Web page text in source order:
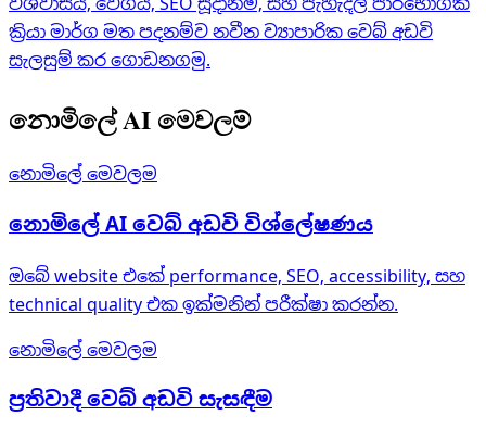
විශ්වාසය, වේගය, SEO සූදානම, සහ පැහැදිලි පාරිභෝගික
ක්‍රියා මාර්ග මත පදනම්ව නවීන ව්‍යාපාරික වෙබ් අඩවි
සැලසුම් කර ගොඩනගමු.
නොමිලේ AI මෙවලම්
නොමිලේ මෙවලම
නොමිලේ AI වෙබ් අඩවි විශ්ලේෂණය
ඔබේ website එකේ performance, SEO, accessibility, සහ
technical quality එක ඉක්මනින් පරීක්ෂා කරන්න.
නොමිලේ මෙවලම
ප්‍රතිවාදී වෙබ් අඩවි සැසඳීම